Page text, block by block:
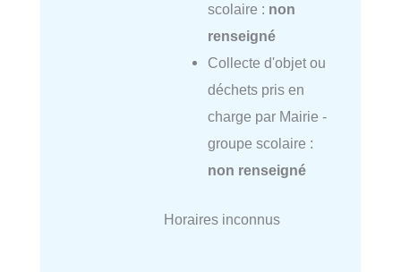
scolaire : non
renseigné
Collecte d'objet ou
déchets pris en
charge par Mairie -
groupe scolaire :
non renseigné
Horaires inconnus